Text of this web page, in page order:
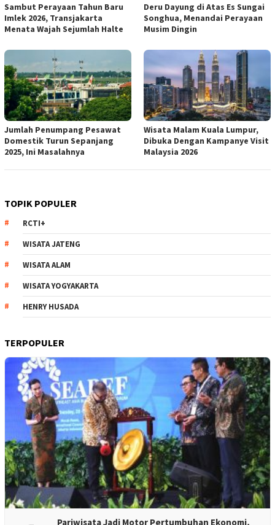
Sambut Perayaan Tahun Baru
Imlek 2026, Transjakarta
Menata Wajah Sejumlah Halte
Deru Dayung di Atas Es Sungai
Songhua, Menandai Perayaan
Musim Dingin
Jumlah Penumpang Pesawat
Domestik Turun Sepanjang
2025, Ini Masalahnya
Wisata Malam Kuala Lumpur,
Dibuka Dengan Kampanye Visit
Malaysia 2026
TOPIK POPULER
RCTI+
WISATA JATENG
WISATA ALAM
WISATA YOGYAKARTA
HENRY HUSADA
TERPOPULER
Pariwisata Jadi Motor Pertumbuhan Ekonomi,